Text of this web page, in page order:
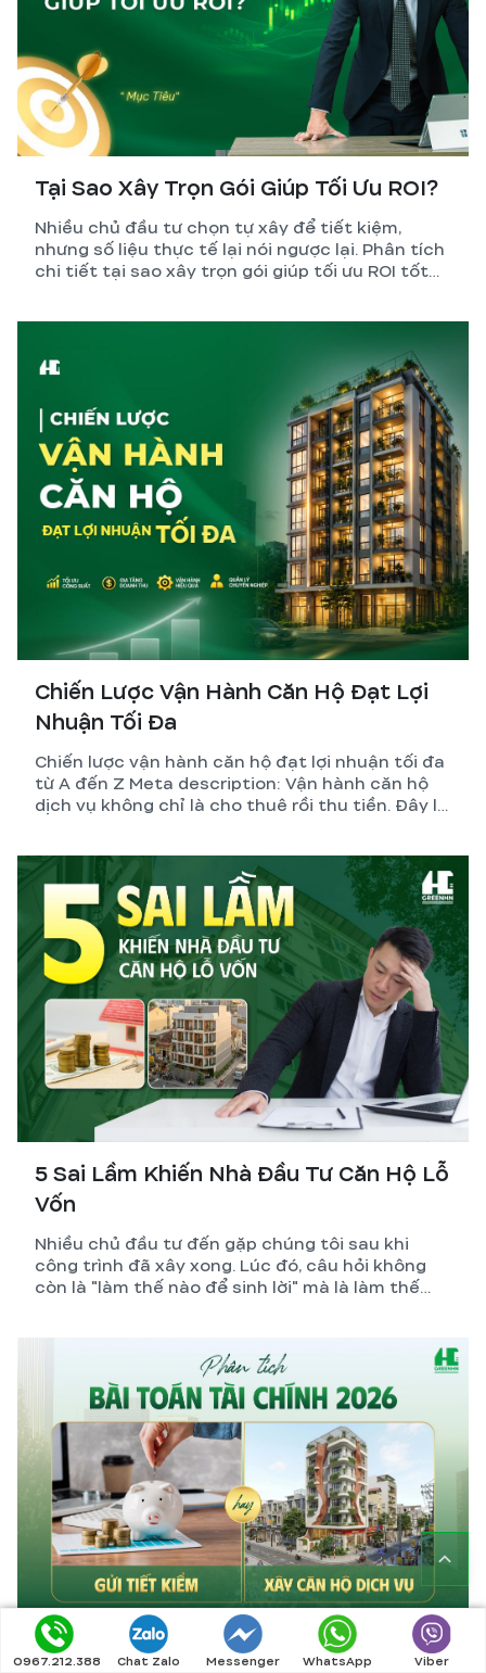
Tại Sao Xây Trọn Gói Giúp Tối Ưu ROI?
Nhiều chủ đầu tư chọn tự xây để tiết kiệm,
nhưng số liệu thực tế lại nói ngược lại. Phân tích
chi tiết tại sao xây trọn gói giúp tối ưu ROI tốt
Chiến Lược Vận Hành Căn Hộ Đạt Lợi
Nhuận Tối Đa
Chiến lược vận hành căn hộ đạt lợi nhuận tối đa
từ A đến Z Meta description: Vận hành căn hộ
dịch vụ không chỉ là cho thuê rồi thu tiền. Đây là
giúp chủ đầu tư đạt lợi nhuận bền vững.
5 Sai Lầm Khiến Nhà Đầu Tư Căn Hộ Lỗ
Vốn
Nhiều chủ đầu tư đến gặp chúng tôi sau khi
công trình đã xây xong. Lúc đó, câu hỏi không
còn là "làm thế nào để sinh lời" mà là làm thế
Phân Tích Bài Toán Tài Chính Gửi Tiết
0967.212.388 Chat Zalo Messenger WhatsApp Viber